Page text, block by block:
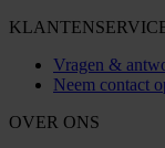
Vragen &
Neem contact
OVER ONS